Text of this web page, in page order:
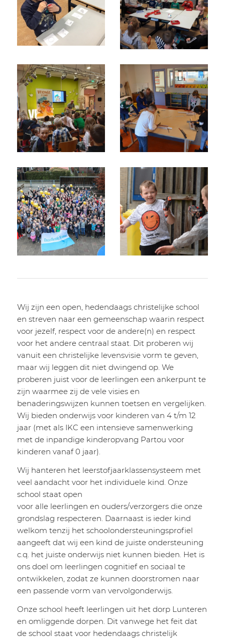
Wij zijn een open, hedendaags christelijke school
en streven naar een gemeenschap waarin respect
voor jezelf, respect voor de andere(n) en respect
voor het andere centraal staat. Dit proberen wij
vanuit een christelijke levensvisie vorm te geven,
maar wij leggen dit niet dwingend op. We
proberen juist voor de leerlingen een ankerpunt te
zijn waarmee zij de vele visies en
benaderingswijzen kunnen toetsen en vergelijken.
Wij bieden onderwijs voor kinderen van 4 t/m 12
jaar (met als IKC een intensieve samenwerking
met de inpandige kinderopvang Partou voor
kinderen vanaf 0 jaar).
Wij hanteren het leerstofjaarklassensysteem met
veel aandacht voor het individuele kind. Onze
school staat open
voor alle leerlingen en ouders/verzorgers die onze
grondslag respecteren. Daarnaast is ieder kind
welkom tenzij het schoolondersteuningsprofiel
aangeeft dat wij een kind de juiste ondersteuning
c.q. het juiste onderwijs niet kunnen bieden. Het is
ons doel om leerlingen cognitief en sociaal te
ontwikkelen, zodat ze kunnen doorstromen naar
een passende vorm van vervolgonderwijs.
Onze school heeft leerlingen uit het dorp Lunteren
en omliggende dorpen. Dit vanwege het feit dat
de school staat voor hedendaags christelijk